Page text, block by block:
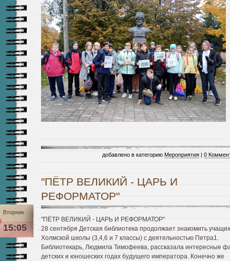
добавлено в категорию Мероприятия 0
"ПЁТР ВЕЛИКИЙ - ЦАРЬ И
РЕФОРМАТОР"
Вторник
15:05
"ПЁТР ВЕЛИКИЙ - ЦАРЬ И РЕФОРМАТОР"
28 сентября Детская библиотека продолжает знакомить
Холмской школы (3,4,6 и 7 классы) с деятельностью Петра1.
Библиотекарь, Людмила Тимофеева, рассказала интересные
детских и юношеских годах будущего императора. Конечно же